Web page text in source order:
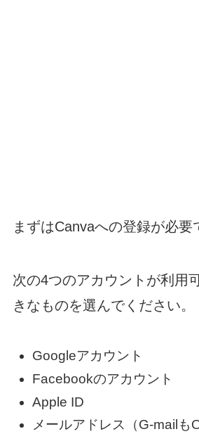
まずはCanvaへの登録が必要
次の4つのアカウントが利用
きなものを選んでください。
Googleアカウント
Facebookのアカウント
Apple ID
メールアドレス（G-mailも